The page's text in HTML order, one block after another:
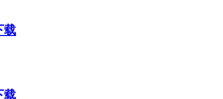
载
载